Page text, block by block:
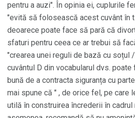
pentru a auzi". În opinia ei, cuplurile
"evită să folosească acest cuvânt în
deoarece poate face să pară că
sfaturi pentru ceea ce ar trebui să
"crearea unei reguli de bază cu soțul
cuvântul D din vocabularul dvs.
bună de a contracta siguranța cu
mai spune că " , de orice fel, pe care
utilă în construirea încrederii în